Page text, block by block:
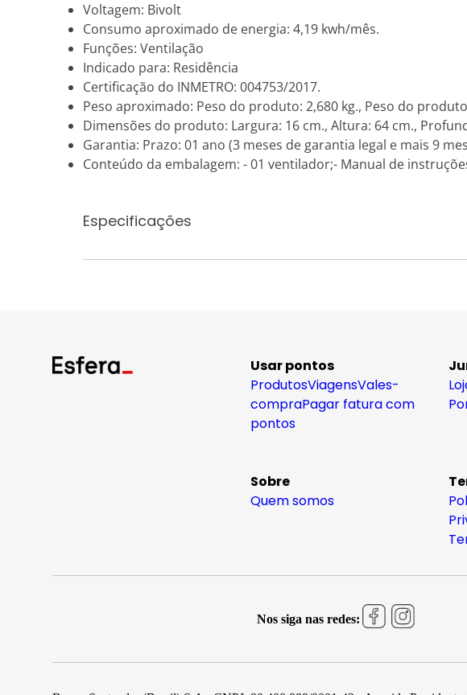
Voltagem: Bivolt
Consumo aproximado de energia: 4,19 kwh/mês.
Funções: Ventilação
Indicado para: Residência
Certificação do INMETRO: 004753/2017.
Peso aproximado: Peso do produto: 2,680 kg., Peso do
Dimensões do produto: Largura: 16 cm., Altura: 64 cm.,
Garantia: Prazo: 01 ano (3 meses de garantia legal e mais 9
Conteúdo da embalagem: - 01 ventilador;- Manual de
Especificações
Usar pontos
ProdutosViagensVales-
compraPagar fatura com
pontos
Sobre
Quem somos
Nos siga nas redes: